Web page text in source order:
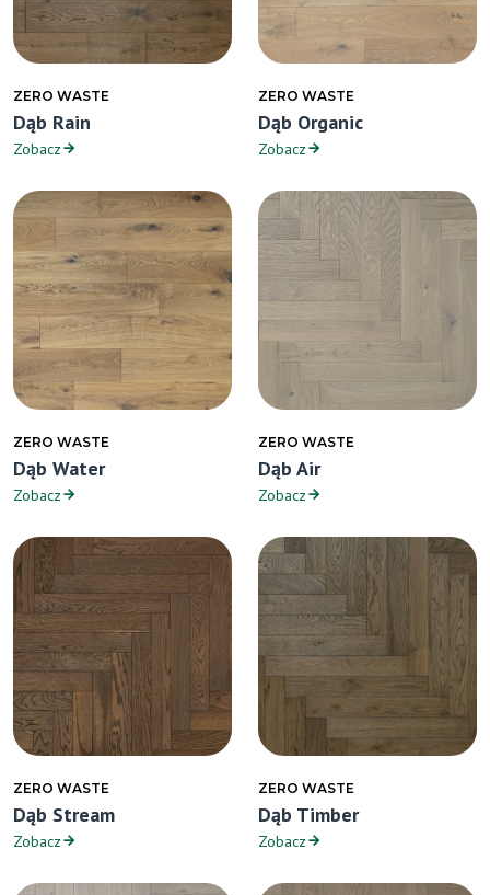
ZERO WASTE
Dąb Rain
Zobacz
ZERO WASTE
Dąb Organic
Zobacz
ZERO WASTE
Dąb Water
Zobacz
ZERO WASTE
Dąb Air
Zobacz
ZERO WASTE
Dąb Stream
Zobacz
ZERO WASTE
Dąb Timber
Zobacz